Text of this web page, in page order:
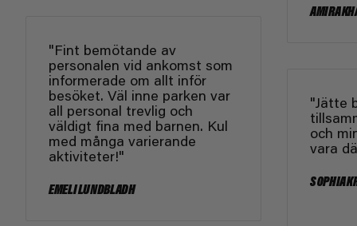
"Fint bemötande av
personalen vid ankomst som
informerade om allt inför
besöket. Väl inne parken var
all personal trevlig och
väldigt fina med barnen. Kul
med många varierande
aktiviteter!"
EMELI LUNDBLADH
AMIRA
"Jätte
och
vara
SOPHIA